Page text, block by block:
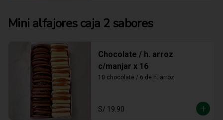
Mini alfajores caja 2 sabores
Chocolate / h. arroz
c/manjar x 16
10 chocolate / 6 de h. arroz
S/ 19.90